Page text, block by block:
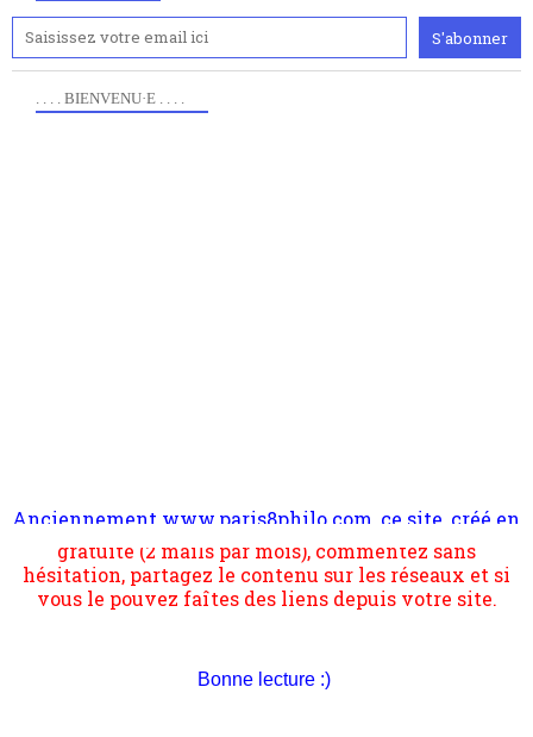
. . . . BIENVENU·E . . . .
2006 lors du mouvement anti-CPE, a rendu compte de
s'occupe plus largement de rendre compte d'une
transformation dans les paradigmes philosophiques
suivant la pensée du Dehors ou du Surpli, omme la
quantique, résolvant la plupart des impasses
gratuite (2 mails par mois), commentez sans
hésitation, partagez le contenu sur les réseaux et si
vous le pouvez faîtes des liens depuis votre site.
Bonne lecture :)